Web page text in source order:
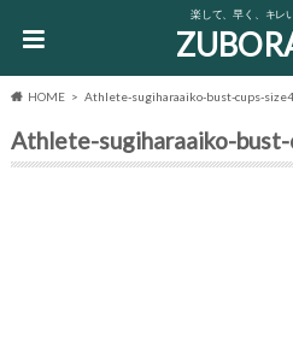
楽して、早く、キレ
HOME Athlete-sugiharaaiko-bust-cups-size4
Athlete-sugiharaaiko-bust-